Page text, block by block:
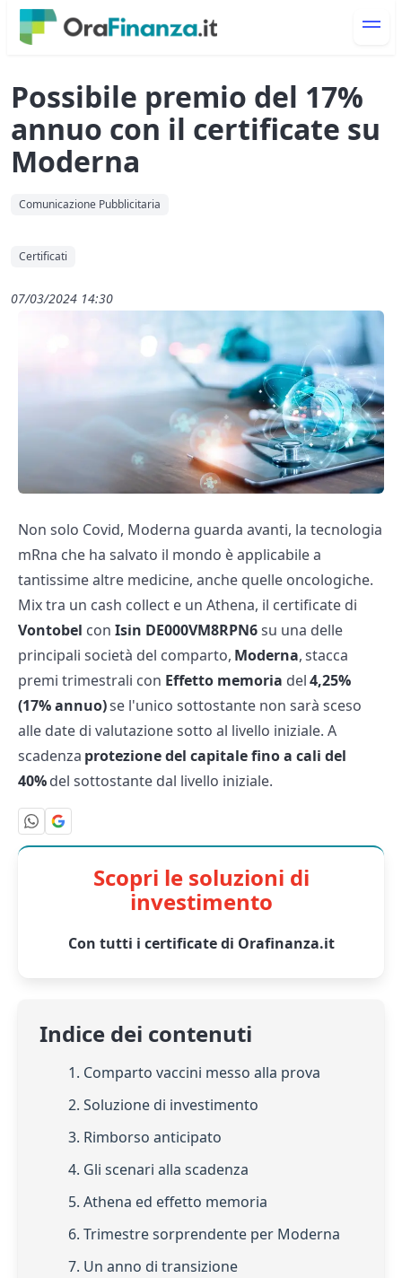
Possibile premio del 17%
annuo con il certificate su
Moderna
Comunicazione Pubblicitaria
Certificati
07/03/2024 14:30
Non solo Covid, Moderna guarda avanti, la tecnologia
mRna che ha salvato il mondo è applicabile a
tantissime altre medicine, anche quelle oncologiche.
Mix tra un cash collect e un Athena, il certificate di
Vontobel con Isin DE000VM8RPN6su una delle
principali società del comparto, Moderna, stacca
premi trimestrali con Effetto memoria del4,25%
(17% annuo)se l'unico sottostante non sarà sceso
alle date di valutazione sotto al livello iniziale. A
scadenza protezione del capitale fino a cali del
40%del sottostante dal livello iniziale.
Scopri le soluzioni di
investimento
Con tutti i certificate di Orafinanza.it
Indice dei contenuti
1. Comparto vaccini messo alla prova
2. Soluzione di investimento
3. Rimborso anticipato
4. Gli scenari alla scadenza
5. Athena ed effetto memoria
6. Trimestre sorprendente per Moderna
7. Un anno di transizione